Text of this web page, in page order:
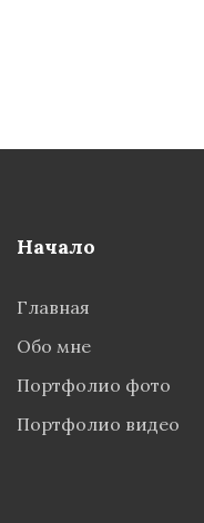
Начало
Главная
Обо мне
Портфолио фото
Портфолио видео